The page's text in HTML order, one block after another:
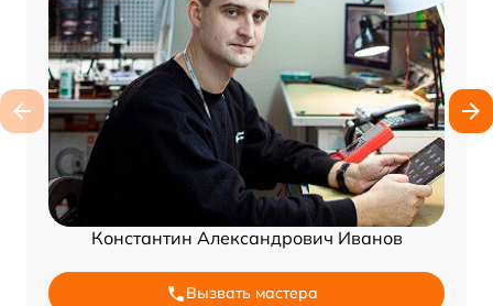
Константин Александрович Иванов
Вызвать мастера